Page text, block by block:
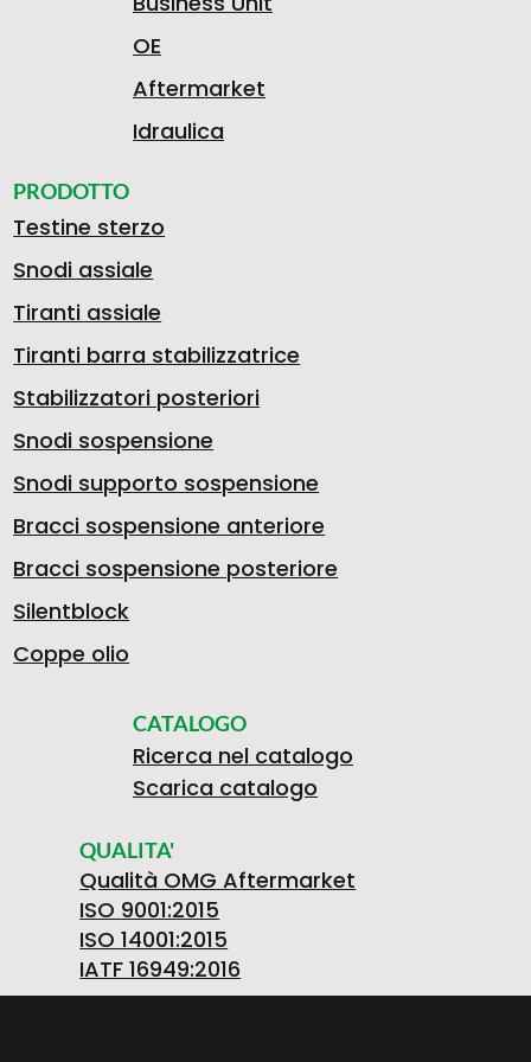
OE
Aftermarket
Idraulica
PRODOTTO
Testine sterzo
Snodi assiale
Tiranti assiale
Tiranti barra stabilizzatrice
Stabilizzatori posteriori
Snodi sospensione
Snodi supporto sospensione
Bracci sospensione anteriore
Bracci sospensione posteriore
Silentblock
Coppe olio
CATALOGO
Ricerca nel catalogo
Scarica catalogo
QUALITA'
Qualità OMG Aftermarket
ISO 9001:2015
ISO 14001:2015
IATF 16949:2016